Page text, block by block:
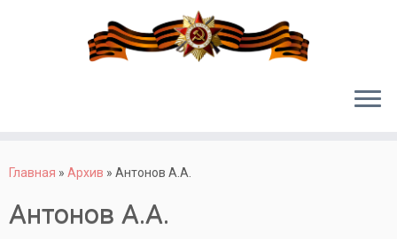
Главная » Архив » Антонов А.А.
Антонов А.А.